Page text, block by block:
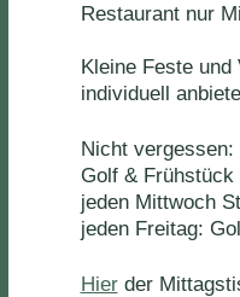
Restaurant nur
Kleine Feste
individuell
Nicht vergessen:
Golf &
jeden Mittwoch
jeden Freitag:
Hierder